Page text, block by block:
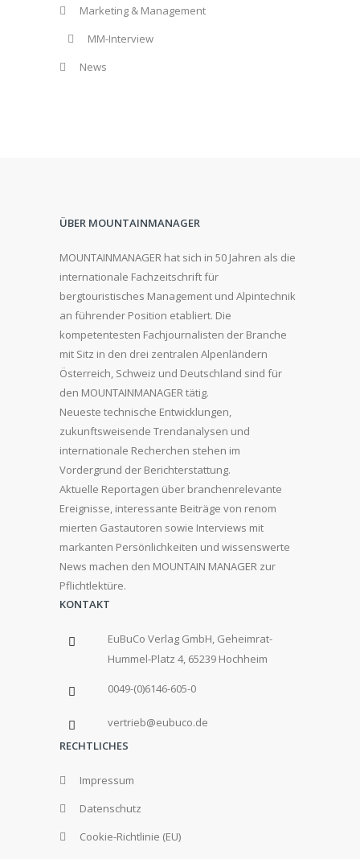
Marketing & Management
MM-Interview
News
ÜBER MOUNTAINMANAGER
MOUNTAINMANAGER hat sich in 50 Jahren als die
internationale Fachzeitschrift für
bergtouristisches Management und Alpintechnik
an führender Position etabliert. Die
kompetentesten Fachjournalisten der Branche
mit Sitz in den drei zentralen Alpenländern
Österreich, Schweiz und Deutschland sind für
den MOUNTAINMANAGER tätig.
Neueste technische Entwicklungen,
zukunftsweisende Trendanalysen und
internationale Recherchen stehen im
Vordergrund der Berichterstattung.
Aktuelle Reportagen über branchenrelevante
Ereignisse, interessante Beiträge von renom
mierten Gastautoren sowie Interviews mit
markanten Persönlichkeiten und wissenswerte
News machen den MOUNTAIN MANAGER zur
Pflichtlektüre.
KONTAKT
EuBuCo Verlag GmbH, Geheimrat-
Hummel-Platz 4, 65239 Hochheim
0049-(0)6146-605-0
vertrieb@eubuco.de
RECHTLICHES
Impressum
Datenschutz
Cookie-Richtlinie (EU)